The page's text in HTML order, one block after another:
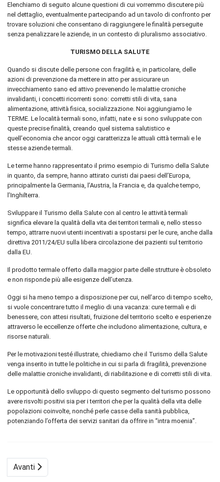
Elenchiamo di seguito alcune questioni di cui vorremmo discutere più
nel dettaglio, eventualmente partecipando ad un tavolo di confronto per
trovare soluzioni che consentano di raggiungere le finalità perseguite
senza penalizzare le aziende, in un contesto di pluralismo associativo.
TURISMO DELLA SALUTE
Quando si discute delle persone con fragilità e, in particolare, delle
azioni di prevenzione da mettere in atto per assicurare un
invecchiamento sano ed attivo prevenendo le malattie croniche
invalidanti, i concetti ricorrenti sono: corretti stili di vita, sana
alimentazione, attività fisica, socializzazione. Noi aggiungiamo le
TERME. Le località termali sono, infatti, nate e si sono sviluppate con
queste precise finalità, creando quel sistema salutistico e
quell’economia che ancor oggi caratterizza le attuali città termali e le
stesse aziende termali.
Le terme hanno rappresentato il primo esempio di Turismo della Salute
in quanto, da sempre, hanno attirato curisti dai paesi dell’Europa,
principalmente la Germania, l’Austria, la Francia e, da qualche tempo,
l’Inghilterra.
Sviluppare il Turismo della Salute con al centro le attività termali
significa elevare la qualità della vita dei territori termali e, nello stesso
tempo, attrarre nuovi utenti incentivati a spostarsi per le cure, anche dalla
direttiva 2011/24/EU sulla libera circolazione dei pazienti sul territorio
dalla EU.
Il prodotto termale offerto dalla maggior parte delle strutture è obsoleto
e non risponde più alle esigenze dell’utenza.
Oggi si ha meno tempo a disposizione per cui, nell’arco di tempo scelto,
si vuole concentrare tutto il meglio di una vacanza: cure termali e di
benessere, con attesi risultati, fruizione del territorio scelto e esperienze
attraverso le eccellenze offerte che includono alimentazione, cultura, e
risorse naturali.
Per le motivazioni testé illustrate, chiediamo che il Turismo della Salute
venga inserito in tutte le politiche in cui si parla di fragilità, prevenzione
delle malattie croniche invalidanti, di riabilitazione e di corretti stili di vita.
Le opportunità dello sviluppo di questo segmento del turismo possono
avere risvolti positivi sia per i territori che per la qualità della vita delle
popolazioni coinvolte, nonché perle casse della sanità pubblica,
potenziando l’offerta dei servizi sanitari da offrire in “intra moenia”.
Avanti